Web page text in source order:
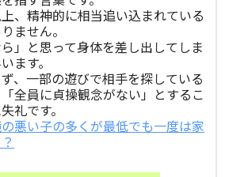
、精神的に相当追い込まれている
ません。
ら」と思って身体を差し出してしま
ます。
、一部の遊びで相手を探している
全員に貞操観念がない」とするこ
礼です。
悪い子の多くが最低でも一度は家